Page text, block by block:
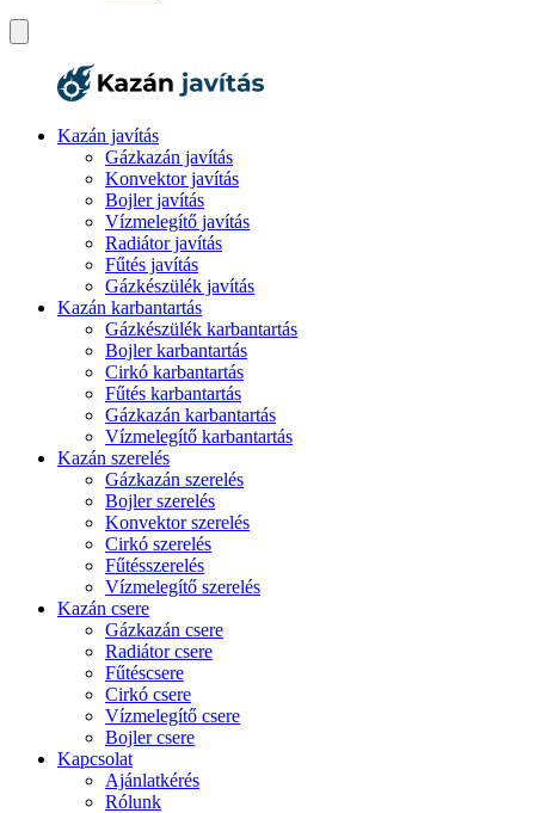
Kazán javítás
Gázkazán javítás
Konvektor javítás
Bojler javítás
Vízmelegítő javítás
Radiátor javítás
Fűtés javítás
Gázkészülék javítás
Kazán karbantartás
Gázkészülék karbantartás
Bojler karbantartás
Cirkó karbantartás
Fűtés karbantartás
Gázkazán karbantartás
Vízmelegítő karbantartás
Kazán szerelés
Gázkazán szerelés
Bojler szerelés
Konvektor szerelés
Cirkó szerelés
Fűtésszerelés
Vízmelegítő szerelés
Kazán csere
Gázkazán csere
Radiátor csere
Fűtéscsere
Cirkó csere
Vízmelegítő csere
Bojler csere
Kapcsolat
Ajánlatkérés
Rólunk